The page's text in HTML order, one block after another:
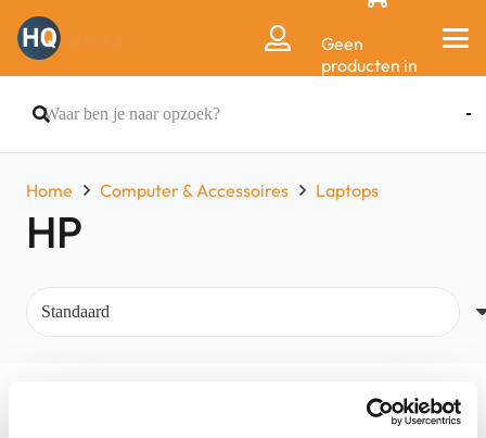
Geen
producten in
Home Computer & Accessoires Laptops
HP